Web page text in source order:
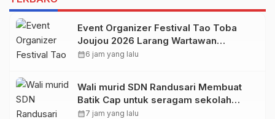
Event Organizer Festival Tao Toba
Joujou 2026 Larang Wartawan
Samosir Untuk Dokumentasi di
calendar_month6 jam yang lalu
Wali murid SDN Randusari Membuat
Batik Cap untuk seragam sekolah
Anak.
calendar_month7 jam yang lalu